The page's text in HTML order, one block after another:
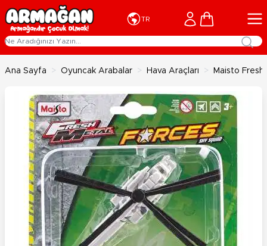
İçeriğe geç
TR Cart
Ana Sayfa > Oyuncak Arabalar > Hava Araçları > Maisto